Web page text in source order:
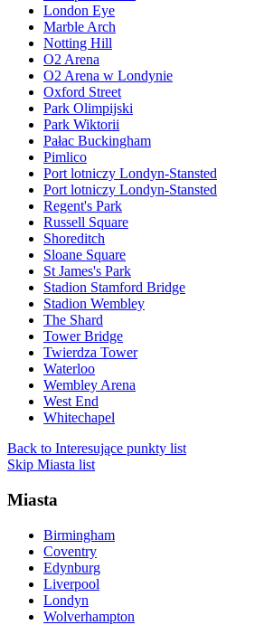
London Eye
Marble Arch
Notting Hill
O2 Arena
O2 Arena w Londynie
Oxford Street
Park Olimpijski
Park Wiktorii
Pałac Buckingham
Pimlico
Port lotniczy Londyn-Stansted
Port lotniczy Londyn-Stansted
Regent's Park
Russell Square
Shoreditch
Sloane Square
St James's Park
Stadion Stamford Bridge
Stadion Wembley
The Shard
Tower Bridge
Twierdza Tower
Waterloo
Wembley Arena
West End
Whitechapel
Back to Interesujące punkty list
Skip Miasta list
Miasta
Birmingham
Coventry
Edynburg
Liverpool
Londyn
Wolverhampton